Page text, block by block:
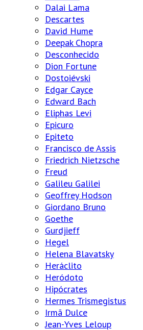
Dalai Lama
Descartes
David Hume
Deepak Chopra
Desconhecido
Dion Fortune
Dostoiévski
Edgar Cayce
Edward Bach
Eliphas Levi
Epicuro
Epiteto
Francisco de Assis
Friedrich Nietzsche
Freud
Galileu Galilei
Geoffrey Hodson
Giordano Bruno
Goethe
Gurdjieff
Hegel
Helena Blavatsky
Heráclito
Heródoto
Hipócrates
Hermes Trismegistus
Irmã Dulce
Jean-Yves Leloup